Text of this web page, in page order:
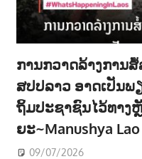
ການກວາດລ້າງການ
ສປປລາວ ອາດເປັນ
ຖິ້ມປະຊາຊົນໄວ້ທາງ
ຍະ~Manushya Lao
09/07/2026